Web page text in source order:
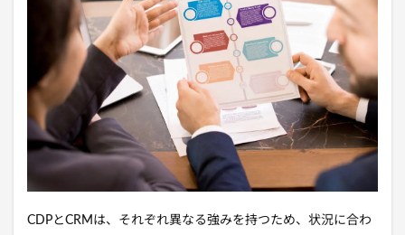
CDPとCRMは、それぞれ異なる強みを持つため、状況に合わ